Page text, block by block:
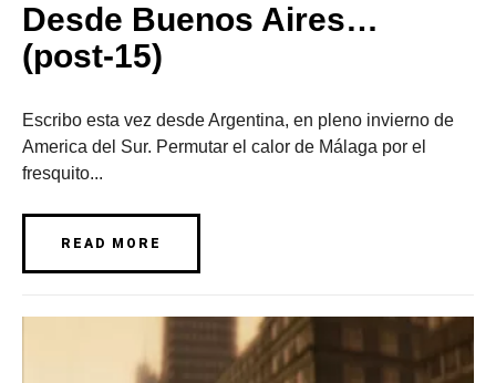
Desde Buenos Aires…
(post-15)
Escribo esta vez desde Argentina, en pleno invierno de
America del Sur. Permutar el calor de Málaga por el
fresquito...
READ MORE